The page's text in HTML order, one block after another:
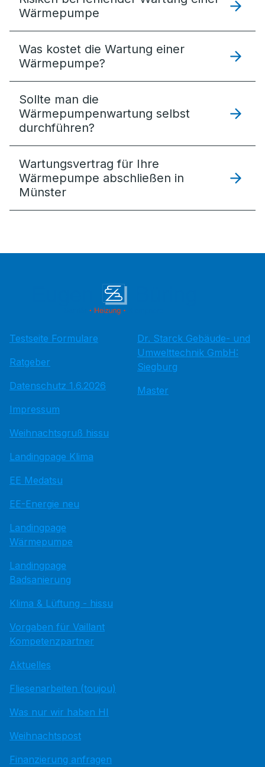
Wärmepumpe
Was kostet die Wartung einer
Wärmepumpe?
Sollte man die
Wärmepumpenwartung selbst
durchführen?
Wartungsvertrag für Ihre
Wärmepumpe abschließen in
Münster
Testseite Formulare
Ratgeber
Datenschutz 1.6.2026
Impressum
Weihnachtsgruß hissu
Landingpage Klima
EE Medatsu
EE-Energie neu
Landingpage
Wärmepumpe
Landingpage
Badsanierung
Klima & Lüftung - hissu
Vorgaben für Vaillant
Kompetenzpartner
Aktuelles
Fliesenarbeiten (toujou)
Was nur wir haben HI
Weihnachtspost
Finanzierung anfragen
Dr. Starck Gebäude- und
Umwelttechnik GmbH:
Siegburg
Master